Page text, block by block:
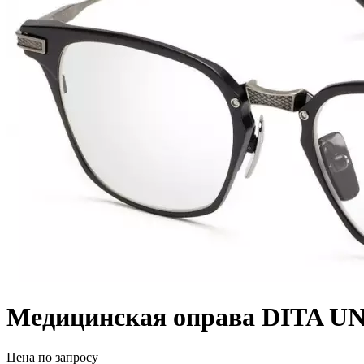
Медицинская оправа DITA
Цена по запросу